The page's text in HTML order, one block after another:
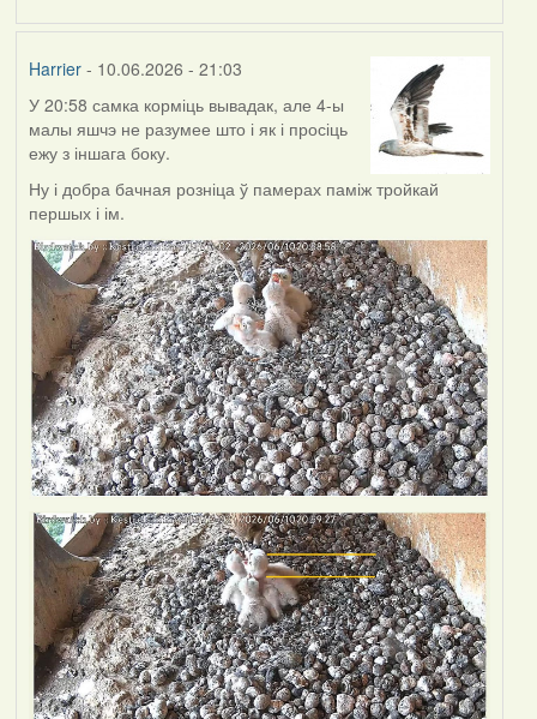
Harrier- 10.06.2026 - 21:03
У 20:58 самка корміць вывадак, але 4-ы
малы яшчэ не разумее што і як і просіць
ежу з іншага боку.
Ну і добра бачная розніца ў памерах паміж тройкай
першых і ім.